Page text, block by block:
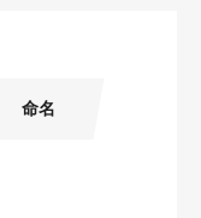
命名